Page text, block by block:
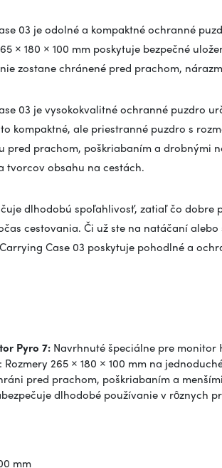
03 je odolné a kompaktné ochranné
× 180 × 100 mm poskytuje bezpečné
zostane chránené pred prachom,
03 je vysokokvalitné ochranné puzdro
kompaktné, ale priestranné puzdro s
pred prachom, poškriabaním a drobnými
tvorcov obsahu na cestách.
dlhodobú spoľahlivosť, zatiaľ čo dobre
cestovania. Či už ste na natáčaní
Case 03 poskytuje pohodlné a
Pyro 7: Navrhnuté špeciálne pre monitor
: Rozmery 265 × 180 × 100 mm na
pred prachom, poškriabaním a
dlhodobé používanie v rôznych
mm